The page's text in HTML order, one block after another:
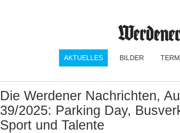
AKTUELLES BILDER
Die Werdener Nachrichten,
39/2025: Parking Day,
Sport und Talente